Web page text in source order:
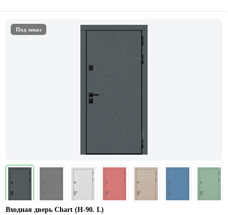
Под заказ
Входная дверь Chart (Н-90. L)